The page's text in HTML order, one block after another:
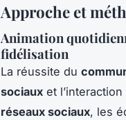
Approche et
Animation
fidélisation
La réussite du
sociaux et l’interaction
réseaux sociaux, les